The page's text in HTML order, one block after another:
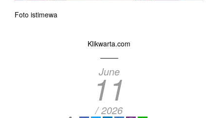
Foto istimewa
Klikwarta.com
June
11
/ 2026